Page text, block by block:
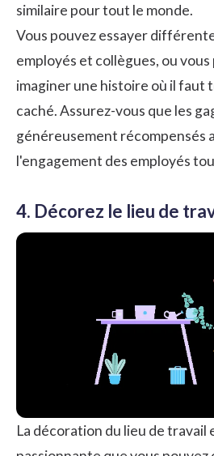
similaire pour tout le monde.
Vous pouvez essayer
employés et collègues, ou
imaginer une histoire où il faut
caché. Assurez-vous que les
généreusement récompensés
l'engagement des employés
4. Décorez le lieu de
La décoration du lieu de